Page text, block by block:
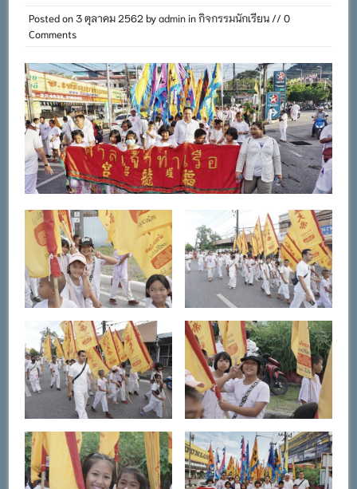
พิธีถวายเครื่องราชสักการะ วางพานพุ่ม และจุด
พระชนมพรรษา พระบาทสมเด็จพระเจ้าอยู่หัว ๒๘
กรกฎาคม ๒๕๖๙
กิจกรรมถวายเทียนพรรษา สืบสานพระพุทธศาสนา
เนื่องในวันอาสาฬหบูชาและวันเข้าพรรษา
กิจกรรม SAFETY FOR KIDS เสริมสร้างวินัยและ
ความปลอดภัยในการใช้รถใช้ถนน
Posted on3 ตุลาคม 2562 byadmininกิจกรรมนักเรียน // 0
Comments